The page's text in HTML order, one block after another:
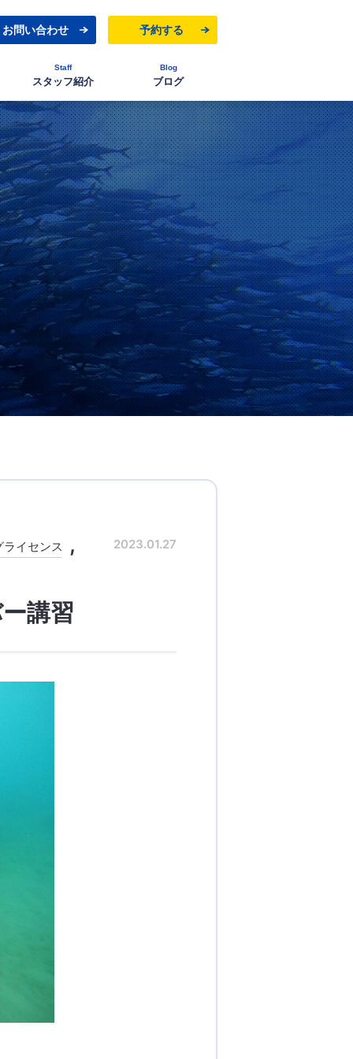
お問い合わせ 予約する
Staff
スタッフ紹介
Blog
ブログ
イセンス 2023.01.27
講習